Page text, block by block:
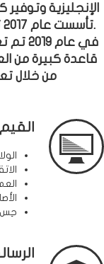
الإنجليزية وتوفير
.تأسست عام 2017 تحت إسم الوكالة لتعليم اللغة بالخارج .
في
قاعدة كبيرة من
من خلال
القيم
حِس